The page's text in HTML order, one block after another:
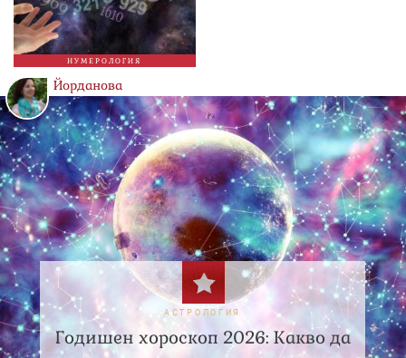
НУМЕРОЛОГИЯ
Йорданова
АСТРОЛОГИЯ
Годишен хороскоп 2026: Какво да